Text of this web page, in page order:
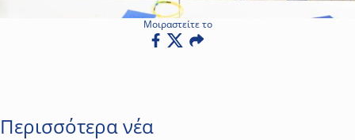
Μοιραστείτε το
Facebook
Twitter
Email
Περισσότερα νέα